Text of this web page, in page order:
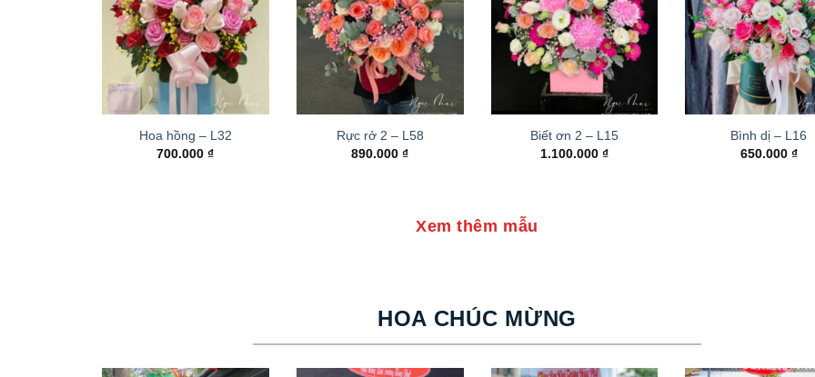
Hoa hồng – L32
700.000₫
Rực rở 2 – L58
890.000₫
Biết ơn 2 – L15
1.100.000 ₫
Bình dị – L16
650.000 ₫
Xem thêm mẫu
HOA CHÚC MỪNG